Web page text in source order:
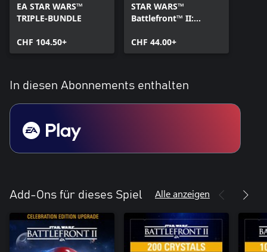
EA STAR WARS™
TRIPLE-BUNDLE
CHF 104.50+
STAR WARS™
Battlefront™ II:
CHF 44.00+
In diesen Abonnements enthalten
Add-Ons für dieses Spiel Alle anzeigen